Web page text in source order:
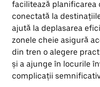
facilitează planificarea
conectată la
ajută la deplasarea
zonele cheie asigură
din tren o alegere
și a ajunge în locurile
complicații